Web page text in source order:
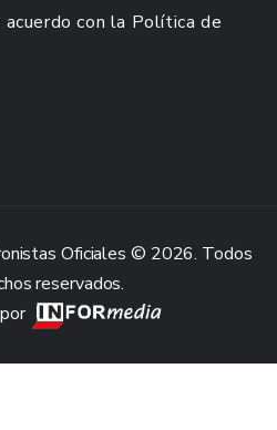
con la Política de
Oficiales © 2026. Todos
reservados.